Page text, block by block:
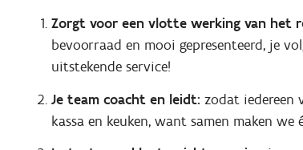
Zorgt voor een vlotte werking van het
bevoorraad en mooi gepresenteerd, je
uitstekende service!
Je team coacht en leidt: zodat iedereen
kassa en keuken, want samen maken we